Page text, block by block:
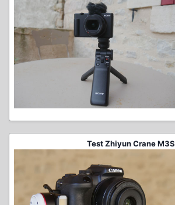
Test Zhiyun Crane M3S